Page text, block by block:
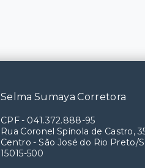
Selma Sumaya Corretora
CPF- 041.372.888-95
Rua Coronel Spínola de Castro,
Centro - São José do Rio Preto/
15015-500